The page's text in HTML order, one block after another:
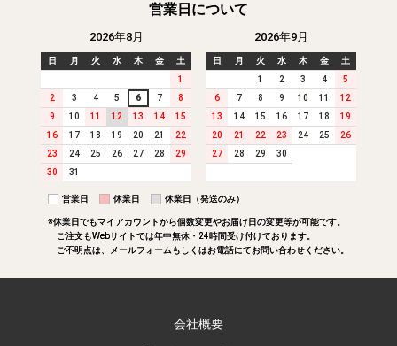
会社概要
2026年8月
営業日について
営業日 休業日 休業日（発送のみ）
※休業日でもマイアカウントから個数変更やお届け日の変更等が可能です。
ご注文もWebサイトでは年中無休・24時間受け付けております。
ご不明点は、メールフォームもしくはお電話にてお問い合わせください。
日 月 火 水 木 金
土
1
2
3 4 5 6 7
8
9
10 11 12 13 14
15
16
17 18 19 20 21
22
23
24 25 26 27 28
29
30
31
2026年9月
営業日 休業日 休業日（発送のみ）
※休業日でもマイアカウントから個数変更やお届け日の変更等が可能です。
ご注文もWebサイトでは年中無休・24時間受け付けております。
ご不明点は、メールフォームもしくはお電話にてお問い合わせください。
日 月 火 水 木 金
土
1
2 3 4
5
6
7 8 9 10 11
12
13
14 15 16 17 18
19
20
21 22 23 24 25
26
27
28 29 30